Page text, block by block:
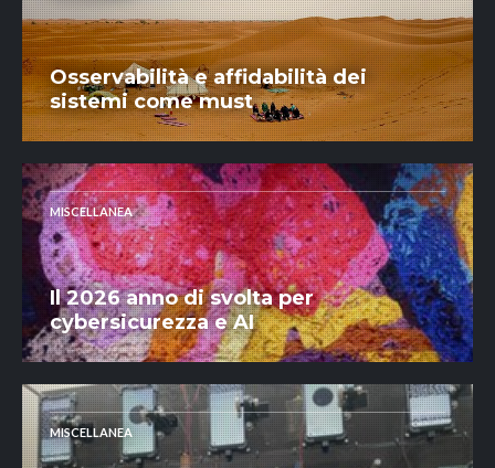
Osservabilità e affidabilità dei
sistemi come must
MISCELLANEA
Il 2026 anno di svolta per
cybersicurezza e AI
MISCELLANEA